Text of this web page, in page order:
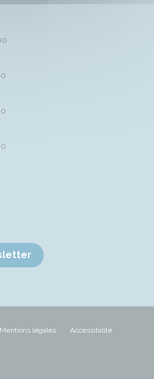
Mentions légales
Accessibilité